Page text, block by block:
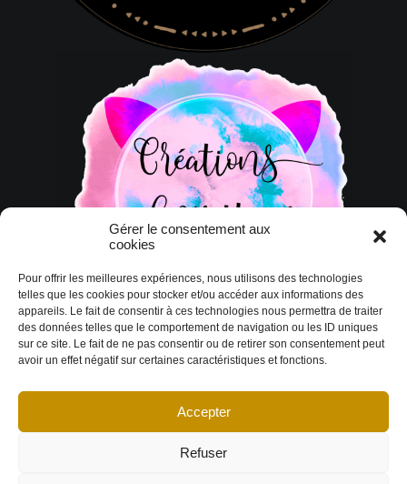
Gérer le consentement aux
cookies
Pour offrir les meilleures expériences, nous utilisons des technologies
telles que les cookies pour stocker et/ou accéder aux informations des
appareils. Le fait de consentir à ces technologies nous permettra de traiter
des données telles que le comportement de navigation ou les ID uniques
sur ce site. Le fait de ne pas consentir ou de retirer son consentement peut
avoir un effet négatif sur certaines caractéristiques et fonctions.
Accepter
Refuser
© Copyright 2026 DESIGN EXTÉRIEUR | Tous droits réservés.
conditions|Politique de cookies Déclaration de confidentialité|Imprint|
Avertissement